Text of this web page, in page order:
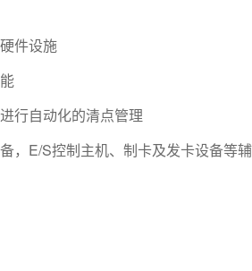
件设施
行自动化的清点管理
，E/S控制主机、制卡及发卡设备等